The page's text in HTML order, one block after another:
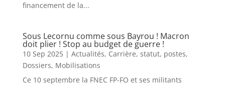
financement de la...
Sous Lecornu comme sous Bayrou ! Macron
doit plier ! Stop au budget de guerre !
10 Sep 2025| Actualités, Carrière, statut, postes,
Dossiers, Mobilisations
Ce 10 septembre la FNEC FP-FO et ses militants